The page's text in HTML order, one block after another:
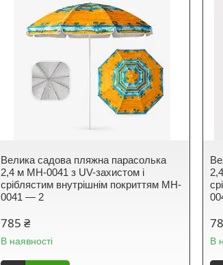
Велика садова пляжна парасолька
2,4 м MH-0041 з UV-захистом і
сріблястим внутрішнім покриттям MH-
0041 — 2
785 ₴
В наявності В